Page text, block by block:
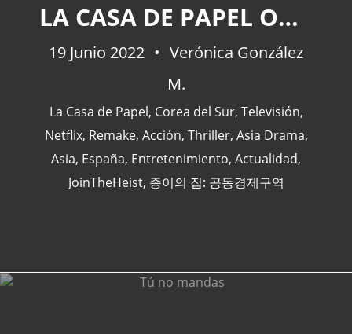
LA CASA DE PAPEL OCURRE EN UNA COREA REUNIFICADA
19 Junio 2022
Verónica González
M.
La Casa de Papel, Corea del Sur, Televisión,
Netflix, Remake, Acción, Thriller, Asia Drama,
Asia, España, Entretenimiento, Actualidad,
JoinTheHeist, 종이의 집: 공동경제구역